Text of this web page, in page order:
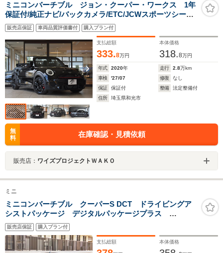
ミニコンバーチブル ジョン・クーパー・ワークス 1年
保証付/純正ナビ/バックカメラ/ETC/JCWスポーツシート/
パドルシフト付スポーツステアリング/LEDヘッドライ
ト/17インチブラックアルミホイール/ユアーズ 電動オープ
ンソフトトップ /チェッカーデカール
販売店保証 車両品質評価書付 購入プラン付
支払総額
333.8万円
本体価格
318.8万円
年式 2020年 走行 2.8万km
車検
'27/07 修復
なし
保証
保証付 整備
法定整備付
住所
埼玉県和光市
無
料
在庫確認・見積依頼
販売店： ワイズプロジェクトＷＡＫＯ
ミニ
ミニコンバーチブル クーパーS DCT ドライビングア
シストパッケージ デジタルパッケージプラス
AppleCarPlay インテリジェントセーフティ サテライ
トグレーレザー 純正17インチAW ワンオーナー
販売店保証 購入プラン付
支払総額 本体価格